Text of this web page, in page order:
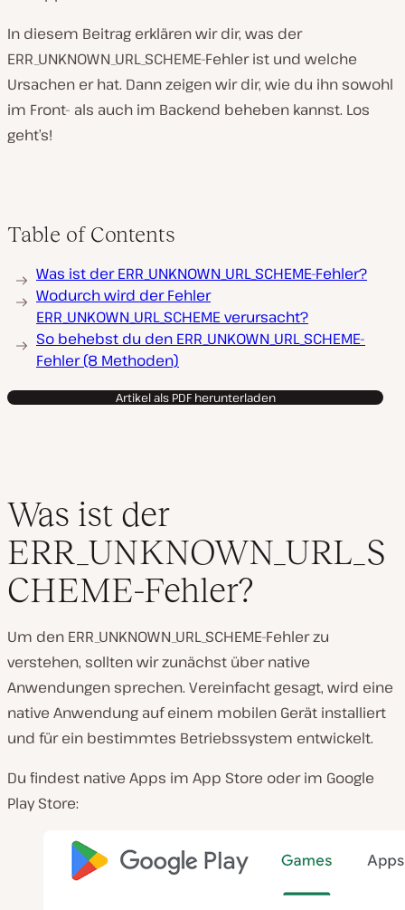
In diesem Beitrag erklären wir dir, was der
ERR_UNKNOWN_URL_SCHEME-Fehler ist und welche
Ursachen er hat. Dann zeigen wir dir, wie du ihn sowohl
im Front- als auch im Backend beheben kannst. Los
geht’s!
Table of Contents
Was ist der ERR_UNKNOWN_URL_SCHEME-Fehler?
Wodurch wird der Fehler
ERR_UNKOWN_URL_SCHEME verursacht?
So behebst du den ERR_UNKOWN_URL_SCHEME-
Fehler (8 Methoden)
Artikel als PDF herunterladen
Was ist der
ERR_UNKNOWN_URL_S
CHEME-Fehler?
Um den ERR_UNKNOWN_URL_SCHEME-Fehler zu
verstehen, sollten wir zunächst über native
Anwendungen sprechen. Vereinfacht gesagt, wird eine
native Anwendung auf einem mobilen Gerät installiert
und für ein bestimmtes Betriebssystem entwickelt.
Du findest native Apps im App Store oder im Google
Play Store: